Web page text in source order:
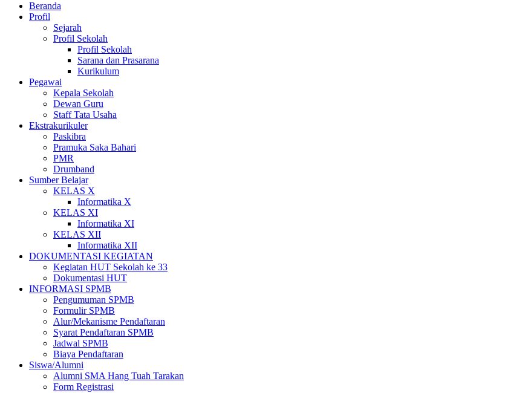
Beranda
Profil
Sejarah
Profil Sekolah
Profil Sekolah
Sarana dan Prasarana
Kurikulum
Pegawai
Kepala Sekolah
Dewan Guru
Staff Tata Usaha
Ekstrakurikuler
Paskibra
Pramuka Saka Bahari
PMR
Drumband
Sumber Belajar
KELAS X
Informatika X
KELAS XI
Informatika XI
KELAS XII
Informatika XII
DOKUMENTASI KEGIATAN
Kegiatan HUT Sekolah ke 33
Dokumentasi HUT
INFORMASI SPMB
Pengumuman SPMB
Formulir SPMB
Alur/Mekanisme Pendaftaran
Syarat Pendaftaran SPMB
Jadwal SPMB
Biaya Pendaftaran
Siswa/Alumni
Alumni SMA Hang Tuah Tarakan
Form Registrasi